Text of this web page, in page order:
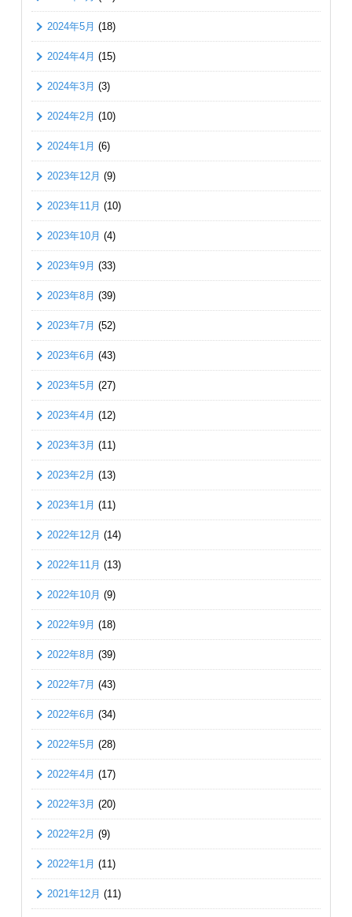
2024年5月 (18)
2024年4月 (15)
2024年3月 (3)
2024年2月 (10)
2024年1月 (6)
2023年12月 (9)
2023年11月 (10)
2023年10月 (4)
2023年9月 (33)
2023年8月 (39)
2023年7月 (52)
2023年6月 (43)
2023年5月 (27)
2023年4月 (12)
2023年3月 (11)
2023年2月 (13)
2023年1月 (11)
2022年12月 (14)
2022年11月 (13)
2022年10月 (9)
2022年9月 (18)
2022年8月 (39)
2022年7月 (43)
2022年6月 (34)
2022年5月 (28)
2022年4月 (17)
2022年3月 (20)
2022年2月 (9)
2022年1月 (11)
2021年12月 (11)